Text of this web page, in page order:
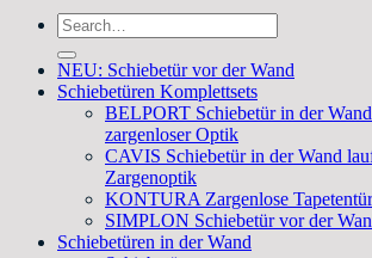
Search
for:
NEU: Schiebetür vor der Wand
Schiebetüren Komplettsets
BELPORT Schiebetür in der
zargenloser Optik
CAVIS Schiebetür in der Wand
Zargenoptik
KONTURA Zargenlose Tapetentür
SIMPLON Schiebetür vor der
Schiebetüren in der Wand